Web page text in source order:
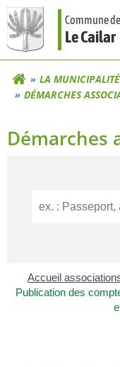
Aller
au
contenu
Commune de
Le Cailar
LA MUNICIPALITÉ
DÉMARCHES
Démarches
Accueil
Publication des